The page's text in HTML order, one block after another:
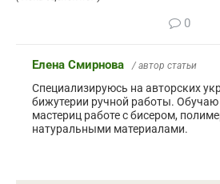
0
Елена Смирнова / автор статьи
Специализируюсь на авторских
бижутерии ручной работы.
мастериц работе с бисером,
натуральными материалами.